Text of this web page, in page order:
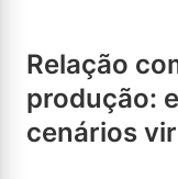
Relação
produção:
cenários